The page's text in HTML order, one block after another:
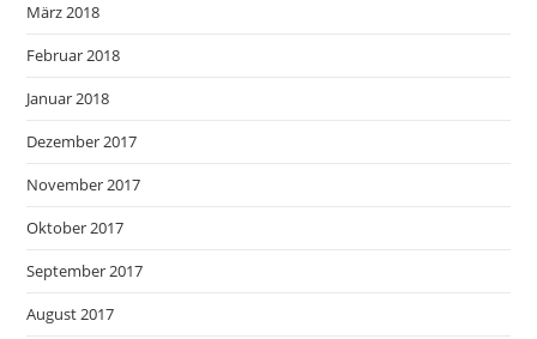
März 2018
Februar 2018
Januar 2018
Dezember 2017
November 2017
Oktober 2017
September 2017
August 2017